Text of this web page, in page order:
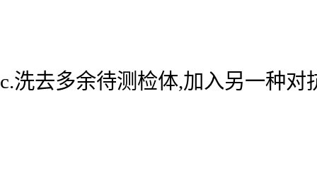
c.洗去多余待测检体,加入另一种